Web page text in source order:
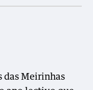
das Meirinhas